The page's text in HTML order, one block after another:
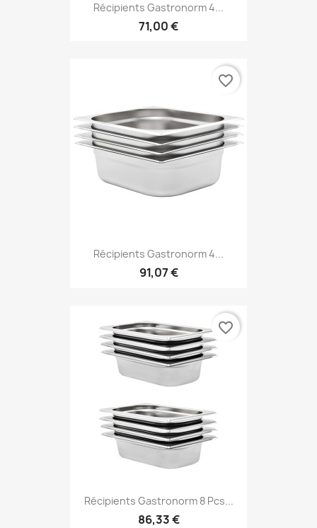
Récipients Gastronorm 4...
71,00 €
Récipients Gastronorm 4...
91,07 €
favorite_border
Récipients Gastronorm 8 Pcs...
86,33 €
favorite_border